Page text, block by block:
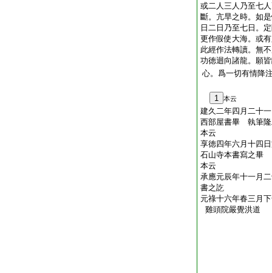
或二人三人乃至七
斷。亢旱之時。如
日二日乃至七日。
更作假使大海。或
此經作法轉讀。無
功徳迴向諸龍。願
心。爲一切有情降
1 本云
建久二年四月二十
西部屋書畢 執筆隆
本云
享徳四年六月十四
石山寺本書寫之畢
本云
承應元辰年十一月
書之訖
元祿十六年春三月
雞頭院嚴覺洪道